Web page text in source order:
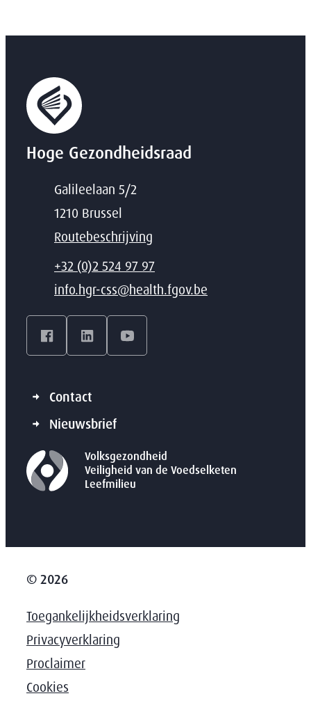
Hoge Gezondheidsraad
AdresGalileelaan 5/2
,1210 Brussel
Routebeschrijving
+32 (0)2 524 97 97
E-mailinfo.hgr-css@health.fgov.be
FacebookLinkedInYouTube
Contact
Nieuwsbrief
Volksgezondheid
Veiligheid van de Voedselketen
Leefmilieu
© 2026
Toegankelijkheidsverklaring
Privacyverklaring
Proclaimer
Cookies